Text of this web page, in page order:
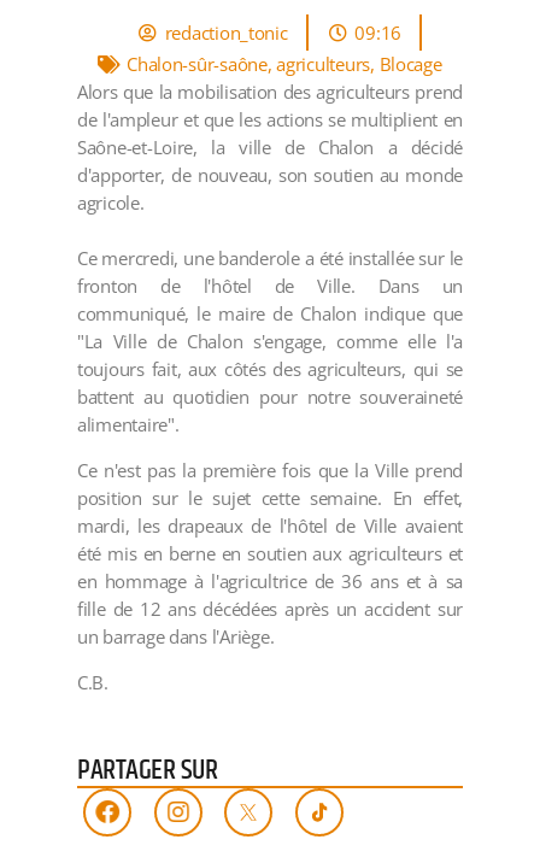
redaction_tonic
09:16
Chalon-sûr-saône,agriculteurs, Blocage
Alors que la mobilisation des agriculteurs prend
de l'ampleur et que les actions se multiplient en
Saône-et-Loire, la ville de Chalon a décidé
d'apporter, de nouveau, son soutien au monde
agricole.
Ce mercredi, une banderole a été installée sur le
fronton de l'hôtel de Ville. Dans un
communiqué, le maire de Chalon indique que
"La Ville de Chalon s'engage, comme elle l'a
toujours fait, aux côtés des agriculteurs, qui se
battent au quotidien pour notre souveraineté
alimentaire".
Ce n'est pas la première fois que la Ville prend
position sur le sujet cette semaine. En effet,
mardi, les drapeaux de l'hôtel de Ville avaient
été mis en berne en soutien aux agriculteurs et
en hommage à l'agricultrice de 36 ans et à sa
fille de 12 ans décédées après un accident sur
un barrage dans l'Ariège.
C.B.
PARTAGER SUR